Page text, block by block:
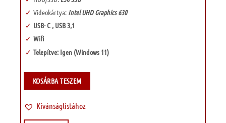
Videokártya: Intel UHD Graphics 630
USB- C , USB 3,1
Wifi
Telepítve: Igen (Windows 11)
KOSÁRBA TESZEM
Kívánságlistához